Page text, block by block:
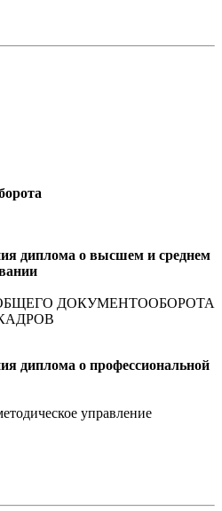
диплома о высшем и среднем
ОБЩЕГО ДОКУМЕНТООБОРОТА
КАДРОВ
диплома о профессиональной
управление